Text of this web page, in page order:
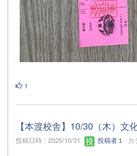
1
【本渡校舎】10/30（木）文
投稿日時 : 2025/10/31 投稿者１ カ